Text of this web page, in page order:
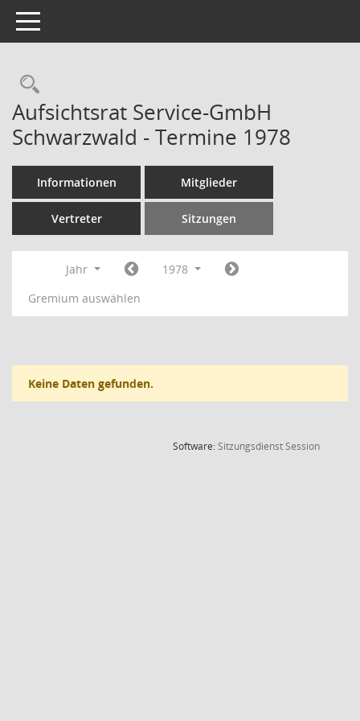
Toggle navigation
Rechercheauswahl
Aufsichtsrat Service-GmbH
Schwarzwald - Termine 1978
Informationen Mitglieder
Vertreter Sitzungen
Jahr
1978
Gremium auswählen
Keine Daten gefunden.
Software:SitzungsdienstSession(Wird in